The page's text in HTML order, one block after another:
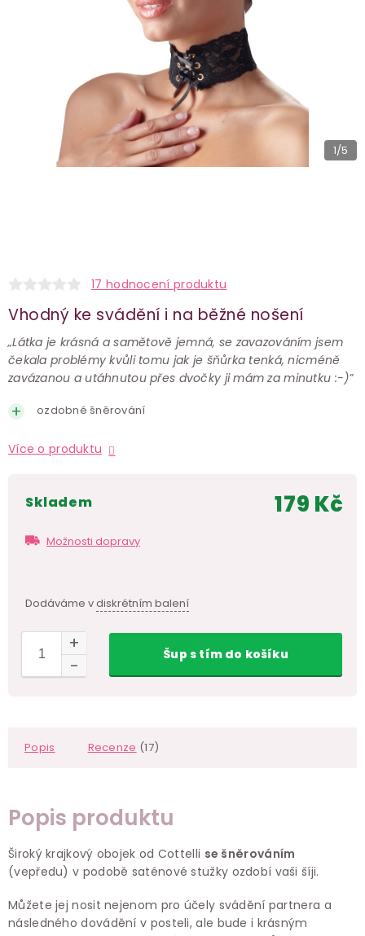
1/5
17 hodnocení produktu
Vhodný ke svádění i na běžné nošení
„Látka je krásná a samětově jemná, se zavazováním jsem
čekala problémy kvůli tomu jak je šňůrka tenká, nicméně
zavázanou a utáhnutou přes dvočky ji mám za minutku :-)”
ozdobné šněrování
Více o produktu
skladem
Možnosti dopravy
Dodáváme vdiskrétním balení
179 Kč
Šups tímdo košíku
Popis Recenze (17)
Popis produktu
Široký krajkový obojek od Cottelli se šněrováním
(vepředu) v podobě saténové stužky ozdobí vaši šíji.
Můžete jej nosit nejenom pro účely svádění partnera a
následného dovádění v posteli, ale bude i krásným